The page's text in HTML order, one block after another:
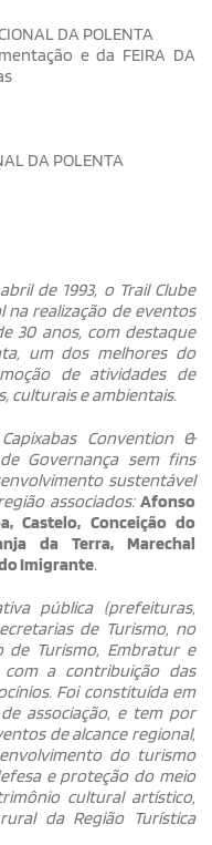
DA POLENTA
e da FEIRA DA
DA POLENTA
de 1993, o Trail Clube
na realização de eventos
30 anos, com destaque
um dos melhores do
de atividades de
culturais e ambientais.
Convention &
Governança sem fins
sustentável
associados: Afonso
Castelo, Conceição do
da Terra, Marechal
Imigrante.
pública (prefeituras,
de Turismo, no
de Turismo, Embratur e
a contribuição das
Foi constituída em
associação, e tem por
de alcance regional,
do turismo
e proteção do meio
cultural artístico,
da Região Turística